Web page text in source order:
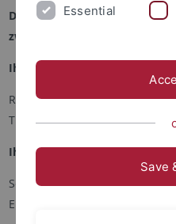
Der Arbeitsbereich von Herrn
zwei studentische Hilfskräfte
Ihre Aufgabe:
Recherche in einschlägigen
Themen, Einpflege der
Ihr Profil:
Sehr gutes Schreib- und
Endnote und im Umgang mit
Essential
Save